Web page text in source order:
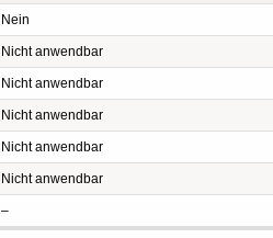
Nein
Nicht anwendbar
Nicht anwendbar
Nicht anwendbar
Nicht anwendbar
Nicht anwendbar
–